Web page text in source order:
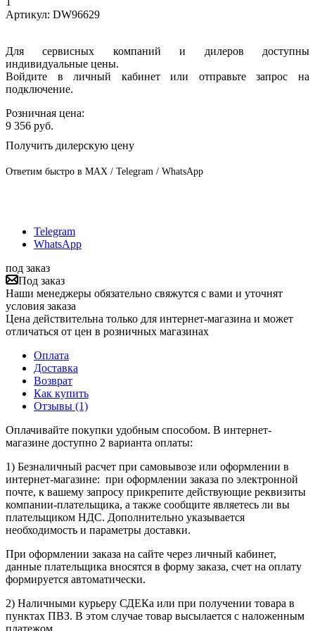
Артикул: DW96629
Для сервисных компаний и дилеров доступны
индивидуальные цены.
Войдите в личный кабинет или отправьте запрос на
подключение.
Розничная цена:
9 356 руб.
Получить дилерскую цену
Ответим быстро в MAX / Telegram / WhatsApp
Telegram
WhatsApp
под заказ
Под заказ
Наши менеджеры обязательно свяжутся с вами и уточнят
условия заказа
Цена действительна только для интернет-магазина и может
отличаться от цен в розничных магазинах
Оплата
Доставка
Возврат
Как купить
Отзывы (1)
Оплачивайте покупки удобным способом. В интернет-
магазине доступно 2 варианта оплаты:
1) Безналичный расчет при самовывозе или оформлении в
интернет-магазине: при оформлении заказа по электронной
почте, к вашему запросу прикрепите действующие реквизиты
компании-плательщика, а также сообщите являетесь ли вы
плательщиком НДС. Дополнительно указывается
необходимость и параметры доставки.
При оформлении заказа на сайте через личный кабинет,
данные плательщика вносятся в форму заказа, счет на оплату
формируется автоматически.
2) Наличными курьеру СДЕКа или при получении товара в
пунктах ПВЗ. В этом случае товар высылается с наложенным
платежом.